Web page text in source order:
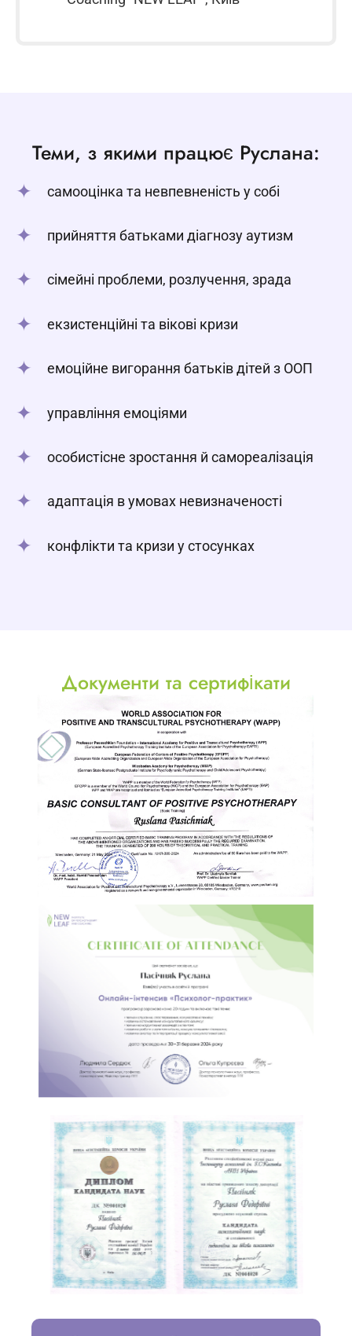
Теми, з якими працює Руслана:
самооцінка та невпевненість у собі
прийняття батьками діагнозу аутизм
сімейні проблеми, розлучення, зрада
екзистенційні та вікові кризи
емоційне вигорання батьків дітей з ООП
управління емоціями
особистісне зростання й самореалізація
адаптація в умовах невизначеності
конфлікти та кризи у стосунках
Документи та сертифікати